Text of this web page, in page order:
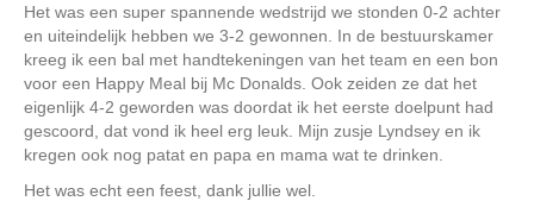
Het was een super spannende wedstrijd we stonden 0-2 achter
en uiteindelijk hebben we 3-2 gewonnen. In de bestuurskamer
kreeg ik een bal met handtekeningen van het team en een bon
voor een Happy Meal bij Mc Donalds. Ook zeiden ze dat het
eigenlijk 4-2 geworden was doordat ik het eerste doelpunt had
gescoord, dat vond ik heel erg leuk. Mijn zusje Lyndsey en ik
kregen ook nog patat en papa en mama wat te drinken.
Het was echt een feest, dank jullie wel.